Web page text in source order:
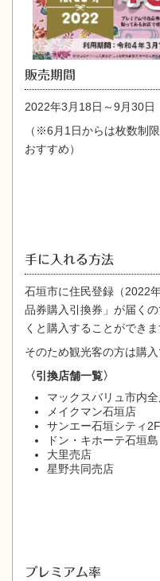
販売期間
2022年3月18日～9月30日
（※6月1日からは枚数制
おすすめ）
手に入れる方法
石垣市に住民登録（2022
品券購入引換券」が届く
くと購入することができま
そのため観光客の方は購入
〈引換店舗一覧〉
マックスバリュ市内
メイクマン石垣店
サンエー石垣シティ
ドン・キホーテ石垣島
大里売店
星野共同売店
プレミアム率